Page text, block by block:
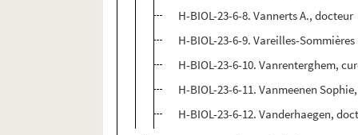
H-BIOL-23-6-8. Vannerts A., docteur
H-BIOL-23-6-9. Vareilles-
H-BIOL-23-6-10. Vanrenterghem,
H-BIOL-23-6-11. Vanmeenen
H-BIOL-23-6-12. Vanderhaegen,